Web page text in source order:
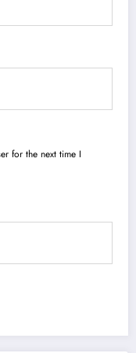
for the next time I